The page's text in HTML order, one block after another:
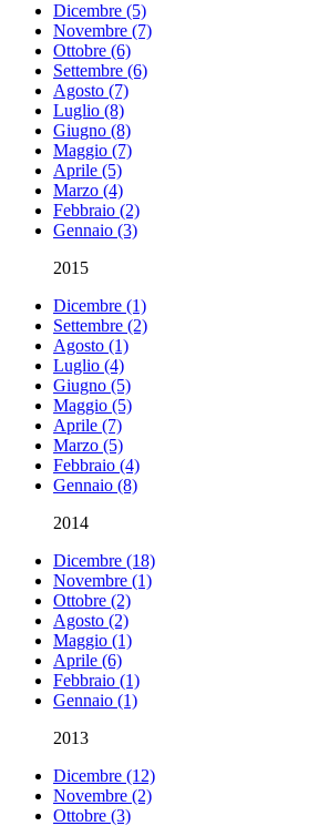
Dicembre (5)
Novembre (7)
Ottobre (6)
Settembre (6)
Agosto (7)
Luglio (8)
Giugno (8)
Maggio (7)
Aprile (5)
Marzo (4)
Febbraio (2)
Gennaio (3)
2015
Dicembre (1)
Settembre (2)
Agosto (1)
Luglio (4)
Giugno (5)
Maggio (5)
Aprile (7)
Marzo (5)
Febbraio (4)
Gennaio (8)
2014
Dicembre (18)
Novembre (1)
Ottobre (2)
Agosto (2)
Maggio (1)
Aprile (6)
Febbraio (1)
Gennaio (1)
2013
Dicembre (12)
Novembre (2)
Ottobre (3)